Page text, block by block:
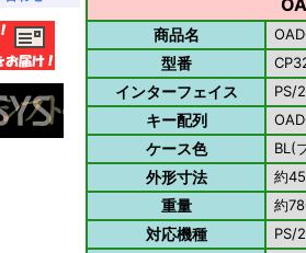
商品名
型番
インターフェイス PS/2
キー配列
ケース色 BL(
外形寸法 約
重量 約
対応機種 PS/